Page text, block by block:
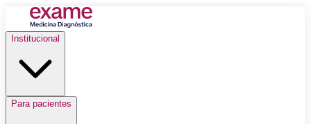
Institucional
Para pacientes